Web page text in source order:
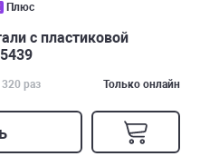
Плюс
с пластиковой
раз Только онлайн